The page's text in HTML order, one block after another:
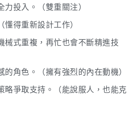
投入。（雙重關注）
得重新設計工作）
式重複，再忙也會不斷精進技
角色。（擁有強烈的內在動機）
爭取支持。（能說服人，也能克